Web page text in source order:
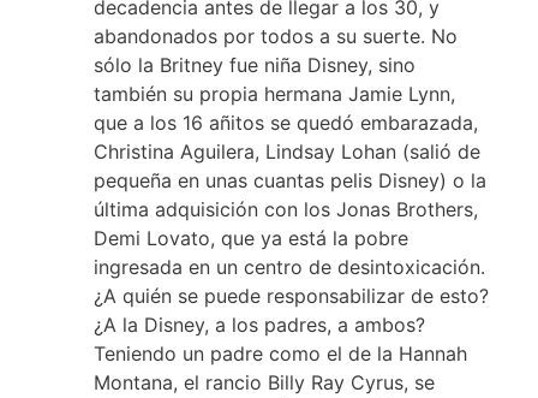
decadencia antes de llegar a los 30, y
abandonados por todos a su suerte. No
sólo la Britney fue niña Disney, sino
también su propia hermana Jamie Lynn,
que a los 16 añitos se quedó embarazada,
Christina Aguilera, Lindsay Lohan (salió de
pequeña en unas cuantas pelis Disney) o la
última adquisición con los Jonas Brothers,
Demi Lovato, que ya está la pobre
ingresada en un centro de desintoxicación.
¿A quién se puede responsabilizar de esto?
¿A la Disney, a los padres, a ambos?
Teniendo un padre como el de la Hannah
Montana, el rancio Billy Ray Cyrus, se